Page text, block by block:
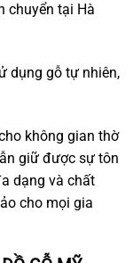
chuyển tại Hà
dụng gỗ tự nhiên,
không gian thờ
giữ được sự tôn
dạng và chất
cho mọi gia